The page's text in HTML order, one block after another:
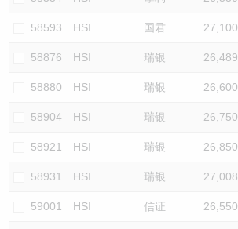
58593 HSI 国君 27,100
58876 HSI 瑞银 26,489
58880 HSI 瑞银 26,600
58904 HSI 瑞银 26,750
58921 HSI 瑞银 26,850
58931 HSI 瑞银 27,008
59001 HSI 信证 26,550